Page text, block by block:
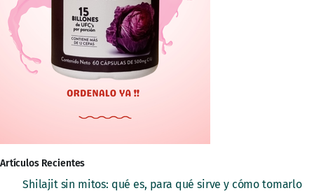
Artículos Recientes
Shilajit sin mitos: qué es, para qué sirve y cómo tomarlo